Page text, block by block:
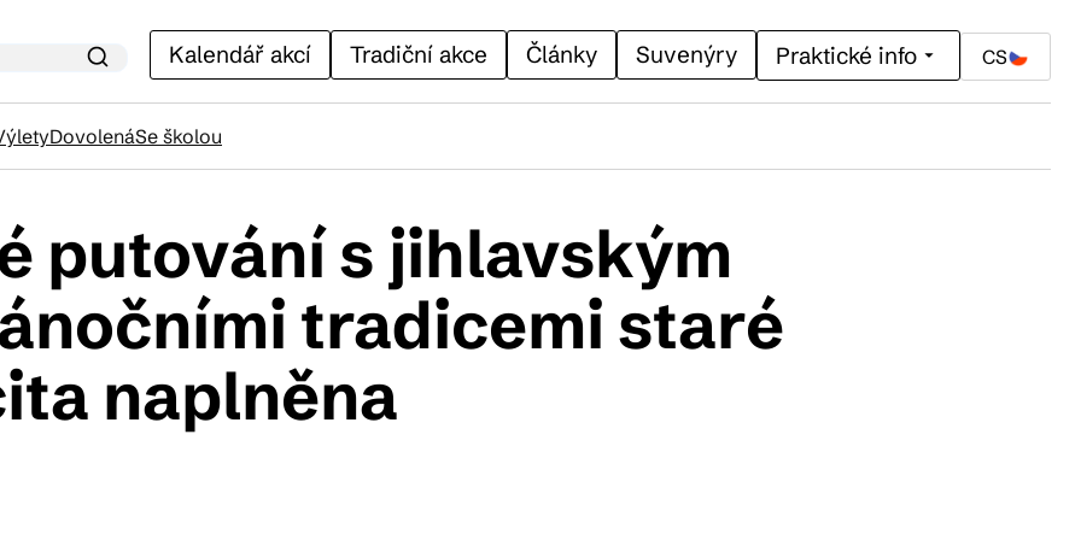
Kalendář akcí Tradiční akce Články Suvenýry Praktické info CS
DovolenáSe školou
akcí
akce
putování s jihlavským
tradicemi staré
naplněna